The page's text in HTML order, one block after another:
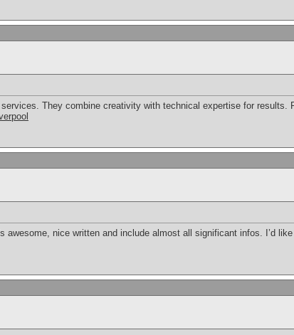
They combine creativity with technical expertise for results.
awesome, nice written and include almost all significant infos. I’d